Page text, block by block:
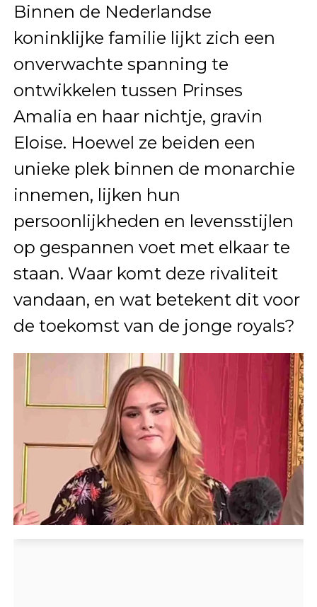
Binnen de Nederlandse
koninklijke familie lijkt zich een
onverwachte spanning te
ontwikkelen tussen Prinses
Amalia en haar nichtje, gravin
Eloise. Hoewel ze beiden een
unieke plek binnen de monarchie
innemen, lijken hun
persoonlijkheden en levensstijlen
op gespannen voet met elkaar te
staan. Waar komt deze rivaliteit
vandaan, en wat betekent dit voor
de toekomst van de jonge royals?